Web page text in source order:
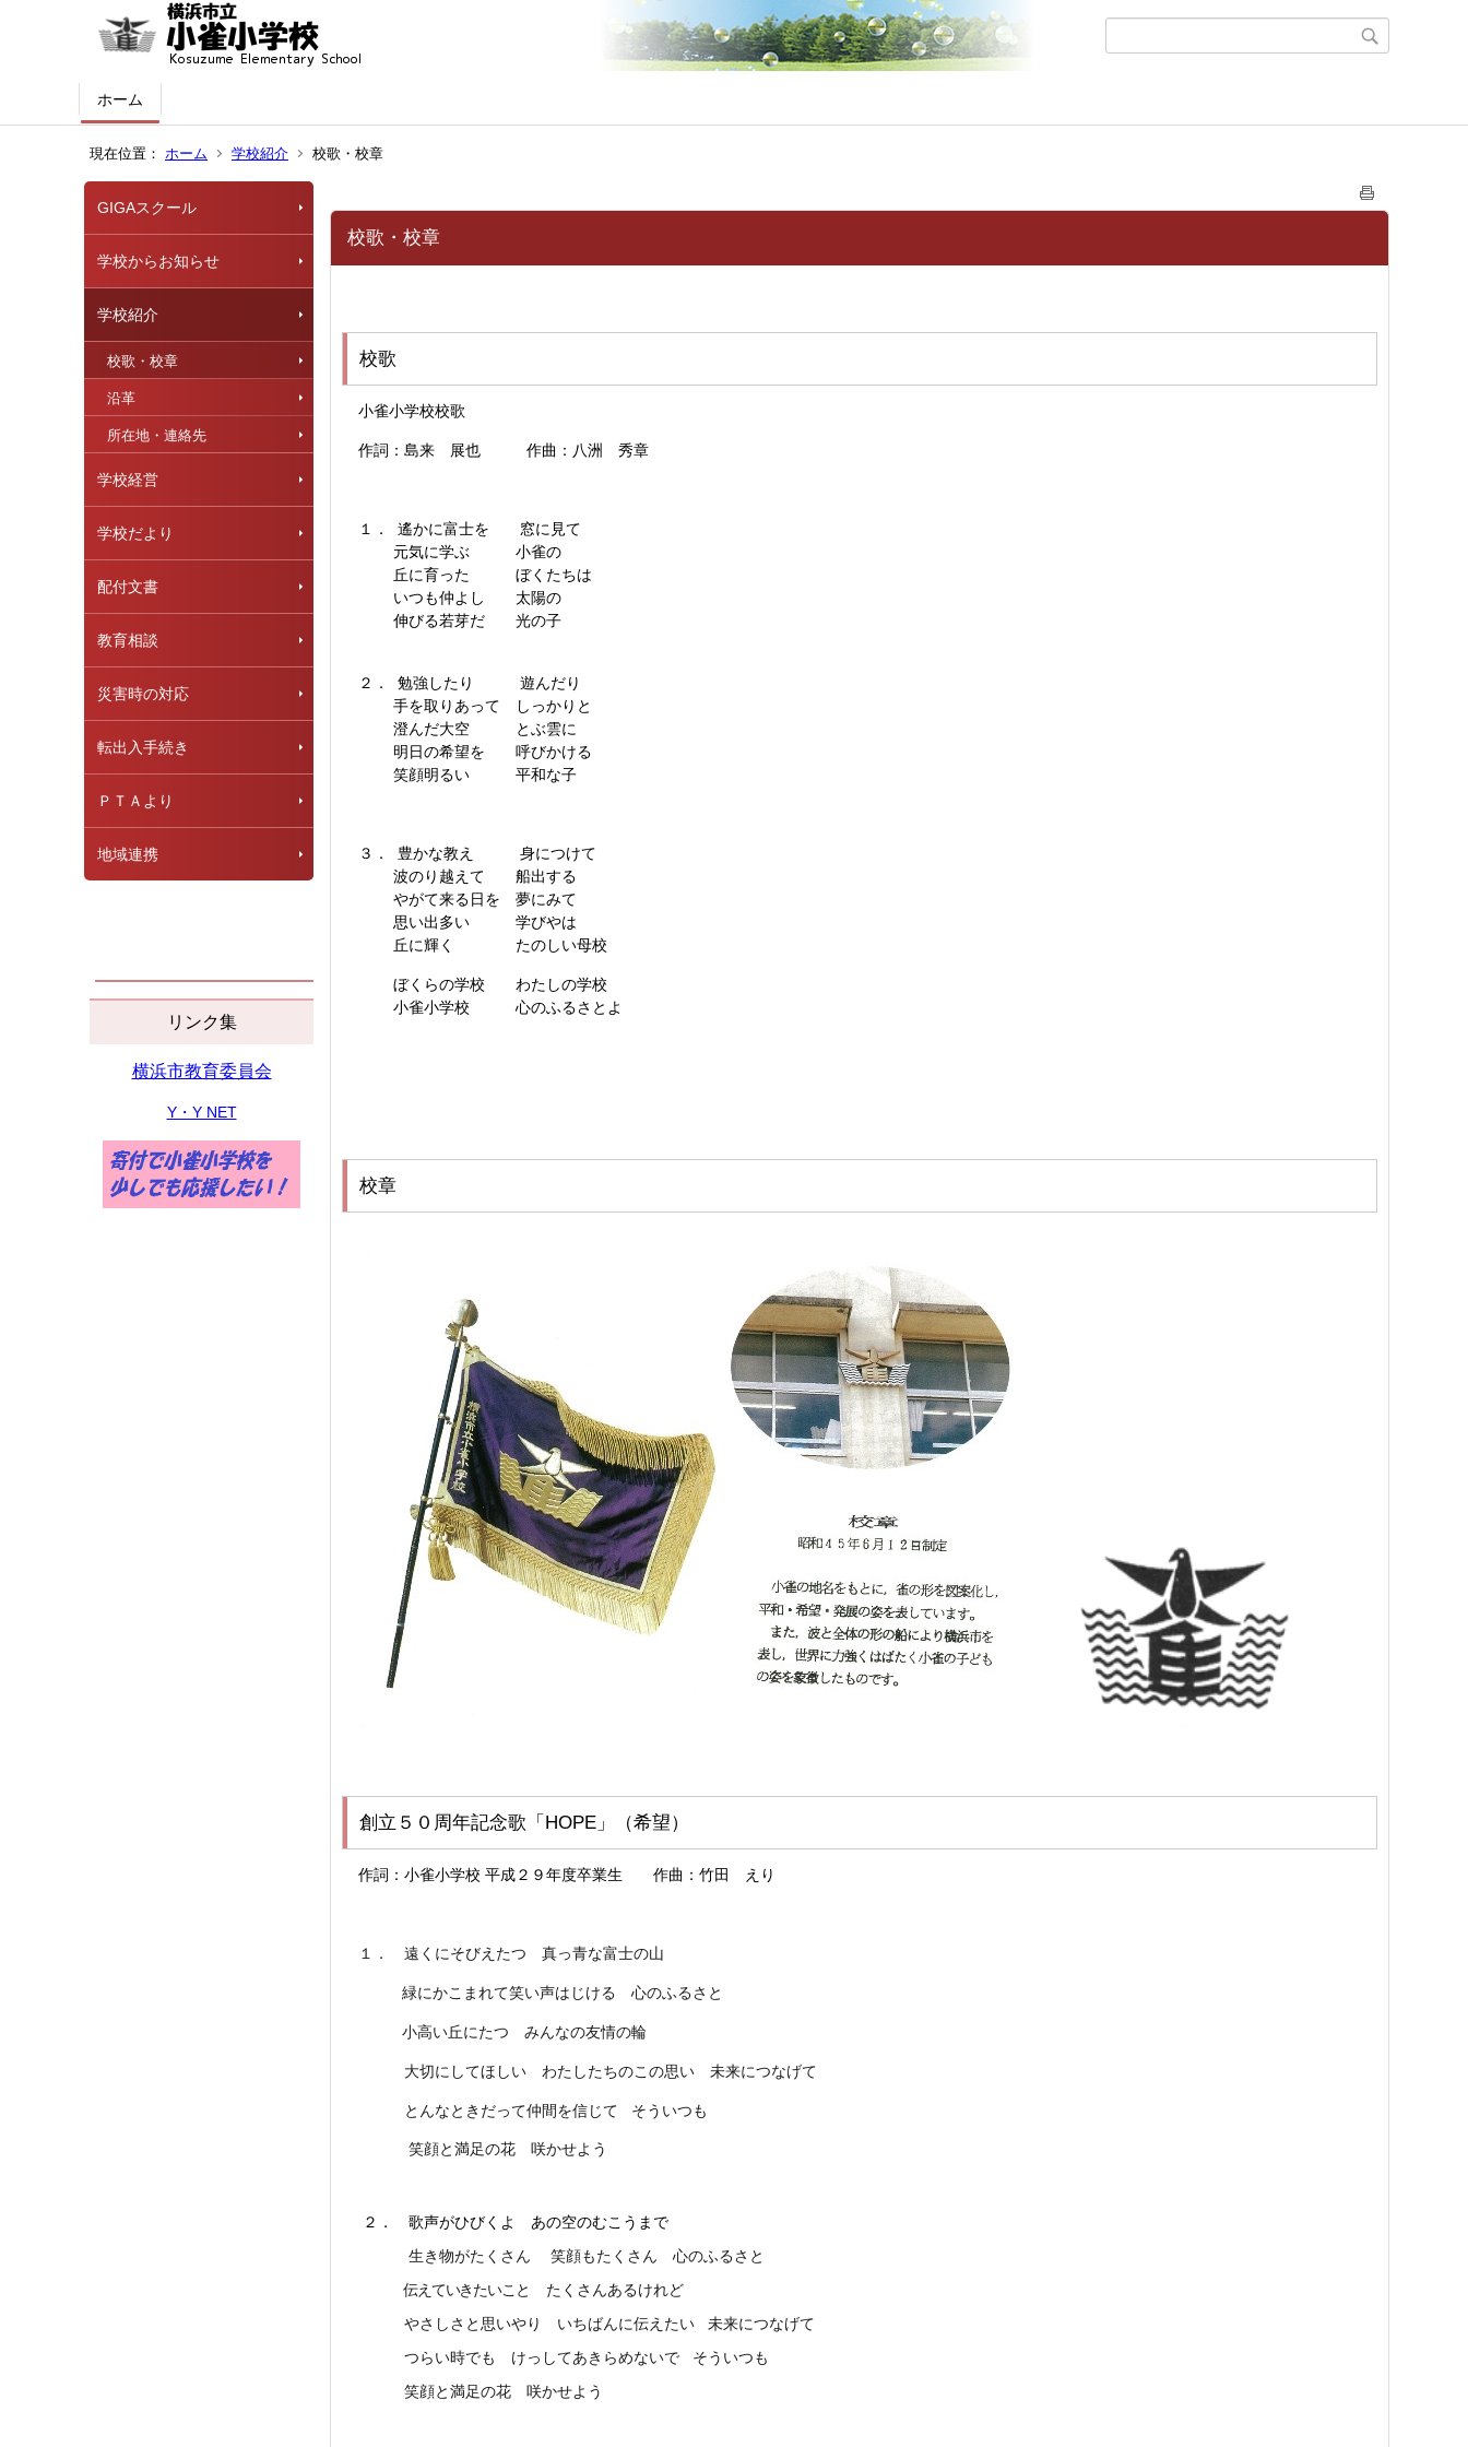
ホーム
現在位置： ホーム 学校紹介 校歌・校章
GIGAスクール
学校からお知らせ
学校紹介
校歌・校章
沿革
所在地・連絡先
学校経営
学校だより
配付文書
教育相談
災害時の対応
転出入手続き
ＰＴＡより
地域連携
リンク集
横浜市教育委員会
Y・Y NET
校歌・校章
校歌
小雀小学校校歌
作詞：島来 展也 作曲：八洲 秀章
１． 遙かに富士を 窓に見て
元気に学ぶ 小雀の
丘に育った ぼくたちは
いつも仲よし 太陽の
伸びる若芽だ 光の子
２． 勉強したり 遊んだり
手を取りあって しっかりと
澄んだ大空 とぶ雲に
明日の希望を 呼びかける
笑顔明るい 平和な子
３． 豊かな教え 身につけて
波のり越えて 船出する
やがて来る日を 夢にみて
思い出多い 学びやは
丘に輝く たのしい母校
ぼくらの学校 わたしの学校
小雀小学校 心のふるさとよ
校章
創立５０周年記念歌「HOPE」（希望）
作詞：小雀小学校 平成２９年度卒業生 作曲：竹田 えり
１． 遠くにそびえたつ 真っ青な富士の山
緑にかこまれて笑い声はじける 心のふるさ と
小高い丘にたつ みんなの友情の輪
大切にしてほしい わたしたちのこの思い 未来につなげて
とんなときだって仲間を信じて そういつも
笑顔と満足の花 咲かせよう
２． 歌声がひびくよ あの空のむこうまで
生き物がたくさん 笑顔もたくさん 心のふるさ と
伝えていきたいこと たくさんあるけれど
やさしさと思いやり いちばんに伝えたい 未来につなげて
つらい時でも けっしてあきらめないで そういつも
笑顔と満足の花 咲かせよう